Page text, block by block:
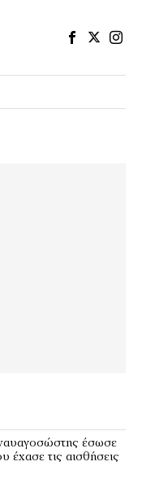
έσωσε
έχασε τις αισθήσεις